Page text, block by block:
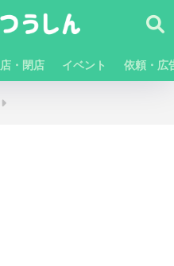
・閉店 イベント 依頼・広